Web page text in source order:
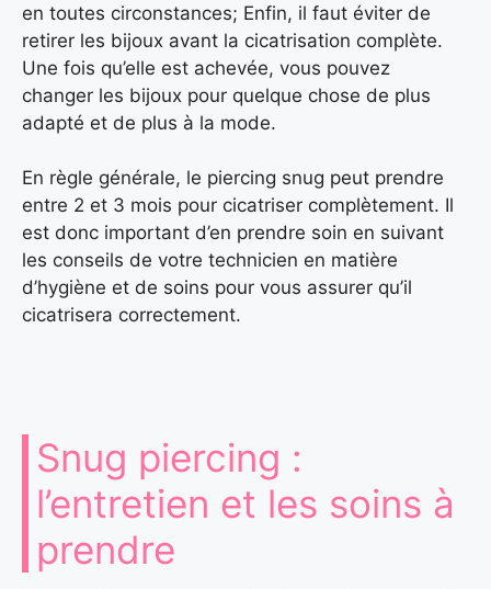
en toutes circonstances; Enfin, il faut éviter de
retirer les bijoux avant la cicatrisation complète.
Une fois qu’elle est achevée, vous pouvez
changer les bijoux pour quelque chose de plus
adapté et de plus à la mode.
En règle générale, le piercing snug peut prendre
entre 2 et 3 mois pour cicatriser complètement. Il
est donc important d’en prendre soin en suivant
les conseils de votre technicien en matière
d’hygiène et de soins pour vous assurer qu’il
cicatrisera correctement.
Snug piercing :
l’entretien et les soins à
prendre